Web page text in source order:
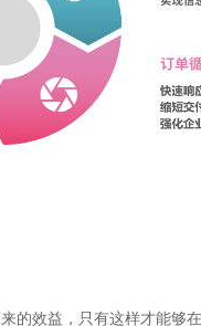
效益，只有这样才能够在